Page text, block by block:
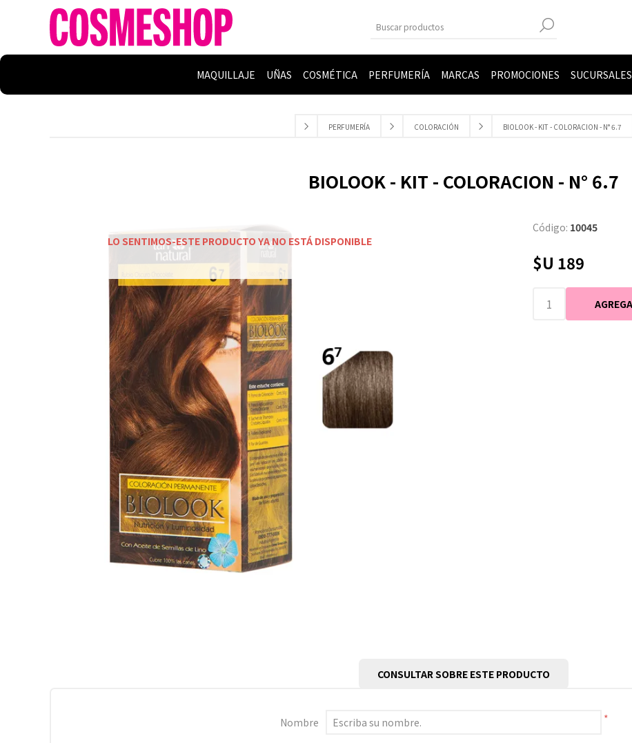
MAQUILLAJE UÑAS COSMÉTICA PERFUMERÍA MARCAS PROMOCIONES SUCURSALES
PERFUMERÍA COLORACIÓN BIOLOOK - KIT - COLORACION - N° 6.7
BIOLOOK - KIT - COLORACION - N° 6.7
LO SENTIMOS-ESTE PRODUCTO YA NO ESTÁ DISPONIBLE
Código: 10045
$U 189
CONSULTAR SOBRE ESTE PRODUCTO
Nombre *